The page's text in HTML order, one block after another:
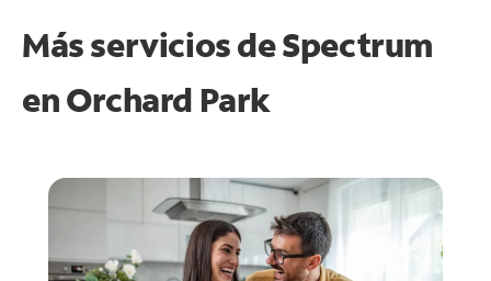
Más servicios de Spectrum
enOrchard Park